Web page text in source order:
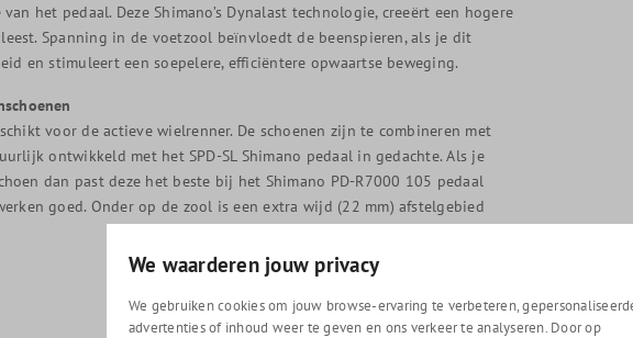
het pedaal. Deze Shimano’s Dynalast technologie, creeërt een hogere
Spanning in de voetzool beïnvloedt de beenspieren, als je dit
en stimuleert een soepelere, efficiëntere opwaartse beweging.
voor de actieve wielrenner. De schoenen zijn te combineren met
ontwikkeld met het SPD-SL Shimano pedaal in gedachte. Als je
dan past deze het beste bij het Shimano PD-R7000 105 pedaal
goed. Onder op de zool is een extra wijd (22 mm) afstelgebied
We waarderen jouw privacy
We gebruiken cookies om jouw browse-ervaring te verbeteren,
advertenties of inhoud weer te geven en ons verkeer te analyseren. Door op